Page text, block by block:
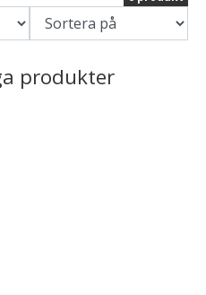
produkter